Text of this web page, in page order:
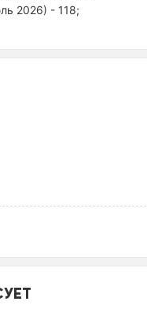
2026) - 118;